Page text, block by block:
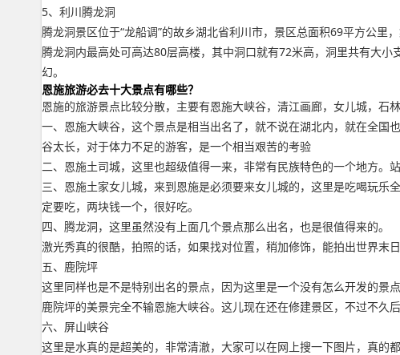
5、利川腾龙洞
腾龙洞景区位于“龙船调”的故乡湖北省利川市，景区总面积69平方公里
腾龙洞内最高处可高达80层高楼，其中洞口就有72米高，洞里共有大
幻。
恩施旅游必去十大景点有哪些？
恩施的旅游景点比较分散，主要有恩施大峡谷，清江画廊，女儿城，石
一、恩施大峡谷，这个景点是相当出名了，就不说在湖北内，就在全
谷太长，对于体力不足的游客，是一个相当艰苦的考验
二、恩施土司城，这里也超级值得一来，非常有民族特色的一个地方。
三、恩施土家女儿城，来到恩施是必须要来女儿城的，这里是吃喝玩
定要吃，两块钱一个，很好吃。
四、腾龙洞，这里虽然没有上面几个景点那么出名，也是很值得来的。
激光秀真的很酷，拍照的话，如果找对位置，稍加修饰，能拍出世界末
五、鹿院坪
这里同样也是不是特别出名的景点，因为这里是一个没有怎么开发的景点
鹿院坪的美景完全不输恩施大峡谷。这儿现在还在修建景区，不过不久
六、屏山峡谷
这里是水真的是超美的，非常清澈，大家可以在网上搜一下图片，真的